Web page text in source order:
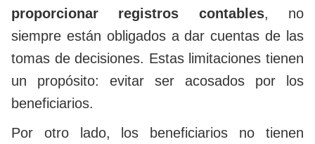
proporcionar registros contables, no
siempre están obligados a dar cuentas de las
tomas de decisiones. Estas limitaciones tienen
un propósito: evitar ser acosados por los
beneficiarios.
Por otro lado, los beneficiarios no tienen